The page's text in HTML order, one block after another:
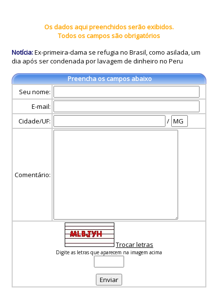
Os dados aqui preenchidos serão exibidos.
Todos os campos são obrigatórios
Notícia:Ex-primeira-dama se refugia no Brasil, como asilada, um
dia após ser condenada por lavagem de dinheiro no Peru
Preencha os campos abaixo
Seu nome:
E-mail:
Cidade/UF:
/
Comentário:
Trocar letras
Digite as letras que aparecem na imagem acima